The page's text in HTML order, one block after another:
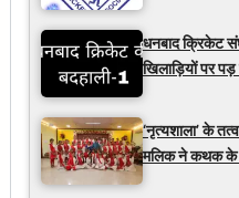
धनबाद क्रिकेट
खिलाड़ियों पर
‘नृत्यशाला’ के
मलिक ने कथक के